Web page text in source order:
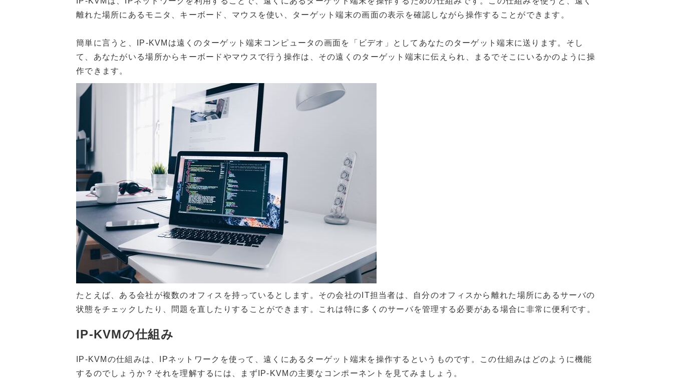
離れた場所にあるモニタ、キーボード、マウスを使い、ターゲット端末の画面の表示を確認しながら操作することができます。
簡単に言うと、IP-KVMは遠くのターゲット端末コンピュータの画面を「ビデオ」としてあなたのターゲット端末に送ります。そし
て、あなたがいる場所からキーボードやマウスで行う操作は、その遠くのターゲット端末に伝えられ、まるでそこにいるかのように操
作できます。
たとえば、ある会社が複数のオフィスを持っているとします。その会社のIT担当者は、自分のオフィスから離れた場所にあるサーバの
状態をチェックしたり、問題を直したりすることができます。これは特に多くのサーバを管理する必要がある場合に非常に便利です。
IP-KVMの仕組み
IP-KVMの仕組みは、IPネットワークを使って、遠くにあるターゲット端末を操作するというものです。この仕組みはどのように機能
するのでしょうか？それを理解するには、まずIP-KVMの主要なコンポーネントを見てみましょう。